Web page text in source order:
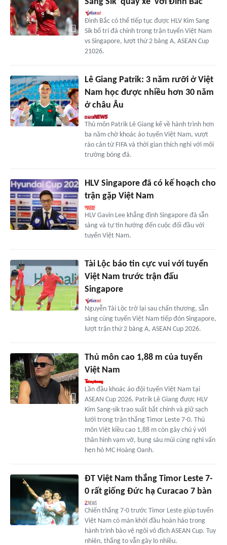
Đình Bắc có thể tiếp tục được HLV Kim Sang
Sik bố trí đá chính trong trận tuyển Việt Nam
vs Singapore, lượt thứ 2 bảng A, ASEAN Cup
21026.
Lê Giang Patrik: 3 năm rưỡi ở Việt
Nam học được nhiều hơn 30 năm
ở châu Âu
Thủ môn Patrik Lê Giang kể về hành trình hơn
ba năm chờ khoác áo tuyển Việt Nam, vượt
rào cản từ FIFA và thời gian thích nghi với môi
trường bóng đá.
HLV Singapore đã có kế hoạch cho
trận gặp Việt Nam
HLV Gavin Lee khẳng định Singapore đã sẵn
sàng và tự tin hướng đến cuộc đối đầu với
tuyển Việt Nam.
Tài Lộc báo tin cực vui với tuyển
Việt Nam trước trận đấu
Singapore
Nguyễn Tài Lộc trở lại sau chấn thương, sẵn
sàng cùng tuyển Việt Nam tiếp đón Singapore,
lượt trận thứ 2 bảng A, ASEAN Cup 2026.
Thủ môn cao 1,88 m của tuyển
Việt Nam
Lần đầu khoác áo đội tuyển Việt Nam tại
ASEAN Cup 2026, Patrik Lê Giang được HLV
Kim Sang-sik trao suất bắt chính và giữ sạch
lưới trong trận thắng Timor Leste 7-0. Thủ
môn Việt kiều cao 1,88 m còn gây chú ý với
thân hình vạm vỡ, bụng sáu múi cùng nghi vấn
hẹn hò MC Hoàng Oanh.
ĐT Việt Nam thắng Timor Leste 7-
0 rất giống Đức hạ Curacao 7 bàn
Chiến thắng 7-0 trước Timor Leste giúp tuyển
Việt Nam có màn khởi đầu hoàn hảo trong
hành trình bảo vệ ngôi vô địch ASEAN Cup. Tuy
nhiên, thắng to vẫn gây lo nhiều.